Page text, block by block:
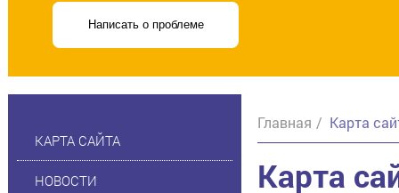
Написать о проблеме
КАРТА САЙТА
НОВОСТИ
Главная Карта
Карта